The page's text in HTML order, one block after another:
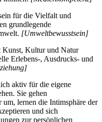
für die Vielfalt und
grundlegende
[Umweltbewusstsein]
Kunst, Kultur und Natur
Erlebens-, Ausdrucks- und
aktiv für die eigene
Sie gehen
lernen die Intimsphäre der
und sich
zur persönlichen